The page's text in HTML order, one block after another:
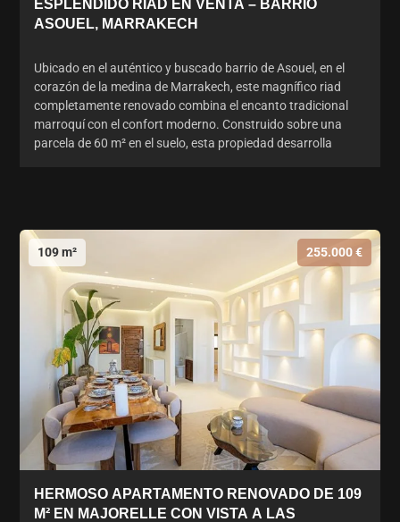
ESPLÉNDIDO RIAD EN VENTA – BARRIO
ASOUEL, MARRAKECH
Ubicado en el auténtico y buscado barrio de Asouel, en el
corazón de la medina de Marrakech, este magnífico riad
completamente renovado combina el encanto tradicional
marroquí con el confort moderno. Construido sobre una
parcela de 60 m² en el suelo, esta propiedad desarrolla
109 m² 255.000 €
HERMOSO APARTAMENTO RENOVADO DE 109
M² EN MAJORELLE CON VISTA A LAS